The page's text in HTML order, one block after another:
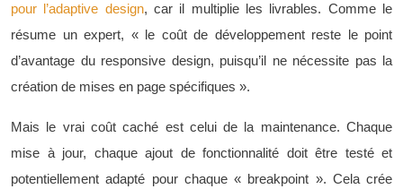
pour l’adaptive design, car il multiplie les livrables. Comme le
résume un expert, « le coût de développement reste le point
d’avantage du responsive design, puisqu’il ne nécessite pas la
création de mises en page spécifiques ».
Mais le vrai coût caché est celui de la maintenance. Chaque
mise à jour, chaque ajout de fonctionnalité doit être testé et
potentiellement adapté pour chaque « breakpoint ». Cela crée